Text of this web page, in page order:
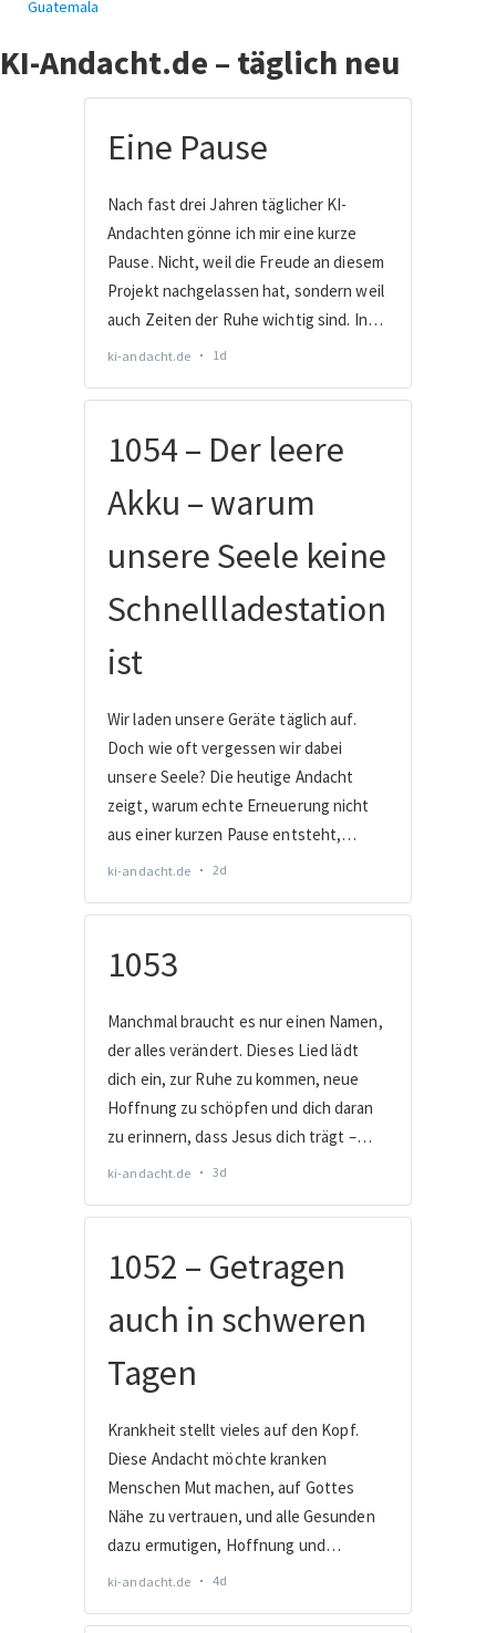
Guatemala
KI-Andacht.de – täglich neu